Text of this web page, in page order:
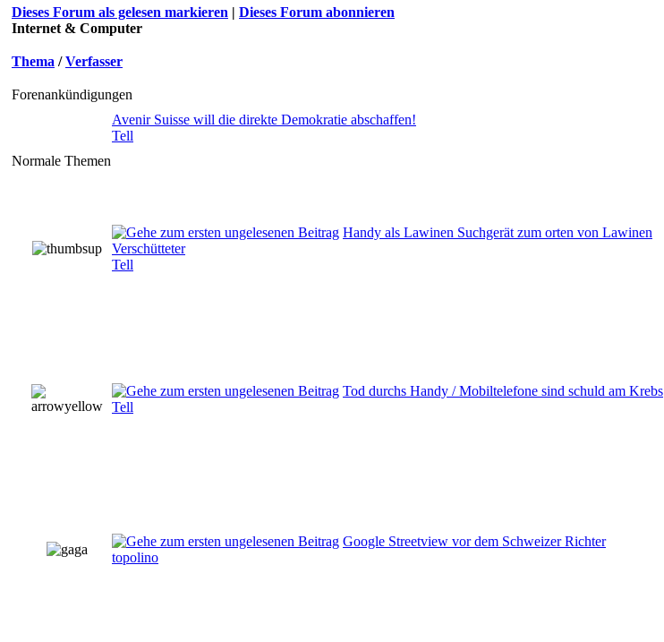
Dieses Forum als gelesen markieren | Dieses Forum abonnieren
Internet & Computer
Thema /Verfasser
Forenankündigungen
Avenir Suisse will die direkte Demokratie abschaffen!
Tell
Normale Themen
Handy als Lawinen Suchgerät zum orten von Lawinen
Verschütteter
Tell
Tod durchs Handy / Mobiltelefone sind schuld am Krebs
Tell
Google Streetview vor dem Schweizer Richter
topolino